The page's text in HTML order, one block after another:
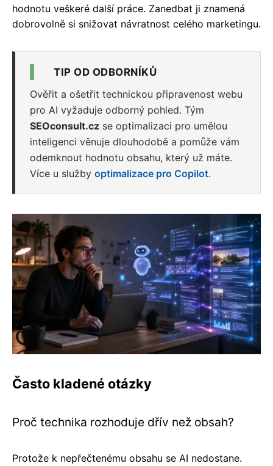
hodnotu veškeré další práce. Zanedbat ji znamená
dobrovolně si snižovat návratnost celého marketingu.
TIP OD ODBORNÍKŮ
Ověřit a ošetřit technickou připravenost webu
pro AI vyžaduje odborný pohled. Tým
SEOconsult.cz se optimalizaci pro umělou
inteligenci věnuje dlouhodobě a pomůže vám
odemknout hodnotu obsahu, který už máte.
Více u služby optimalizace pro Copilot.
Často kladené otázky
Proč technika rozhoduje dřív než obsah?
Protože k nepřečtenému obsahu se AI nedostane.